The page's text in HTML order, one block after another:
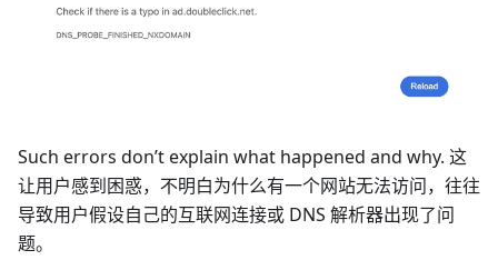
Such errors don’t explain what happened and why. 这
让用户感到困惑，不明白为什么有一个网站无法访问，往往
导致用户假设自己的互联网连接或 DNS 解析器出现了问
题。